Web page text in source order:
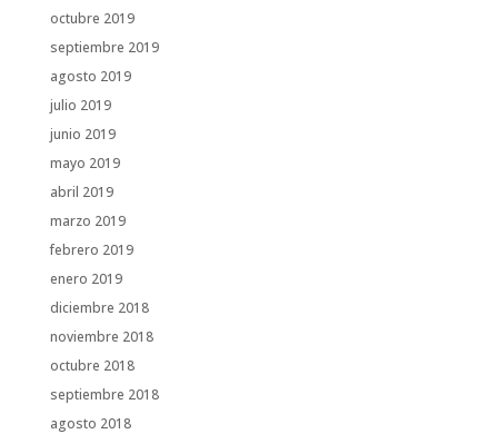
octubre 2019
septiembre 2019
agosto 2019
julio 2019
junio 2019
mayo 2019
abril 2019
marzo 2019
febrero 2019
enero 2019
diciembre 2018
noviembre 2018
octubre 2018
septiembre 2018
agosto 2018